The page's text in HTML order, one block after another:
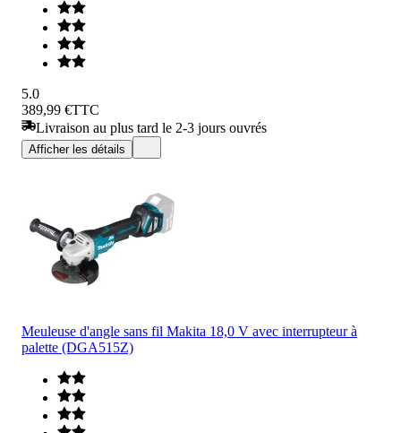
5.0
389,99 €TTC
Livraison au plus tard le 2-3 jours ouvrés
Afficher les détails
Meuleuse d'angle sans fil Makita 18,0 V avec interrupteur à
palette (DGA515Z)